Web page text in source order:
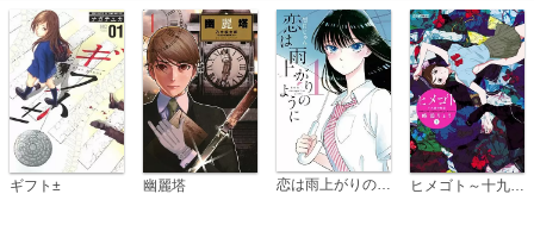
ギフト± 幽麗塔 恋は雨上がりのように